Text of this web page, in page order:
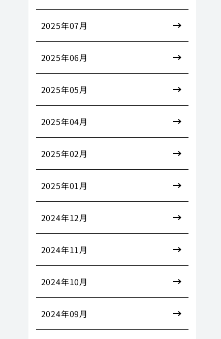
2025年07月
2025年06月
2025年05月
2025年04月
2025年02月
2025年01月
2024年12月
2024年11月
2024年10月
2024年09月